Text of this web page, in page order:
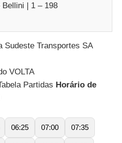
Bellini | 1 – 198
Sudeste Transportes SA
VOLTA
Partidas Horário de
06:25 07:00 07:35